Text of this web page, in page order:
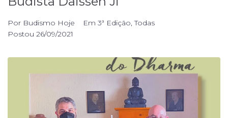
Por Budismo Hoje Em 3ª Edição,Todas
Postou 26/09/2021